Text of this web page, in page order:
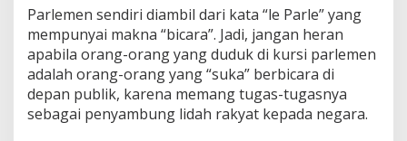
0
2
4
Parlemen sendiri diambil dari kata “le Parle” yang
mempunyai makna “bicara”. Jadi, jangan heran
apabila orang-orang yang duduk di kursi parlemen
adalah orang-orang yang “suka” berbicara di
depan publik, karena memang tugas-tugasnya
sebagai penyambung lidah rakyat kepada negara.